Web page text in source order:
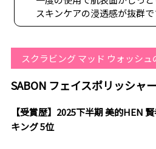
スキンケアの浸透感が抜群
スクラビング マッド ウォッシ
SABON フェイスポリッシャ
【受賞歴】2025下半期 美的HEN
キング 5位